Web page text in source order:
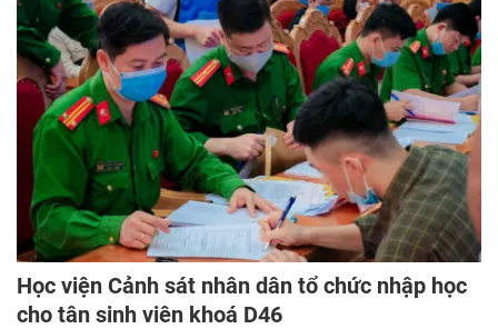
Học viện Cảnh sát nhân dân tổ chức nhập học
cho tân sinh viên khoá D46